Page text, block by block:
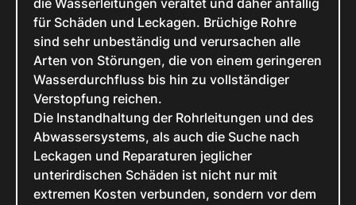
die Wasserleitungen veraltet und daher anfällig
für Schäden und Leckagen. Brüchige Rohre
sind sehr unbeständig und verursachen alle
Arten von Störungen, die von einem geringeren
Wasserdurchfluss bis hin zu vollständiger
Verstopfung reichen.
Die Instandhaltung der Rohrleitungen und des
Abwassersystems, als auch die Suche nach
Leckagen und Reparaturen jeglicher
unterirdischen Schäden ist nicht nur mit
extremen Kosten verbunden, sondern vor dem